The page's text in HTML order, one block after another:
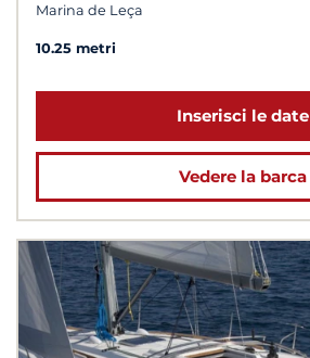
Marina de Leça
10.25 metri
Inserisci le date
Vedere la barca